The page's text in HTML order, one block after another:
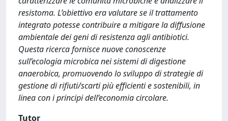
resistoma. L’obiettivo era valutare se il trattamento
integrato potesse contribuire a mitigare la diffusione
ambientale dei geni di resistenza agli antibiotici.
Questa ricerca fornisce nuove conoscenze
sull’ecologia microbica nei sistemi di digestione
anaerobica, promuovendo lo sviluppo di strategie di
gestione di rifiuti/scarti più efficienti e sostenibili, in
linea con i principi dell’economia circolare.
Tutor